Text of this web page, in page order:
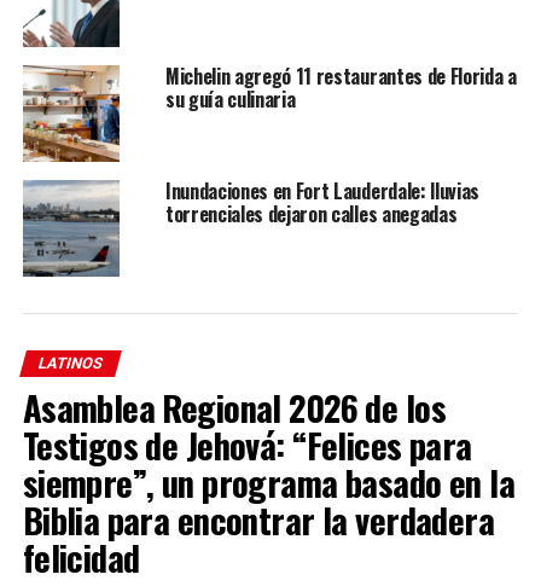
garaje. Los Dobson dijeron que se habían mudado
recientemente al área desde Chicago y no estaban al tanto
del peligro de dejar la puerta del garaje abierta.
“Nosotros somos de Chicago y esto es algo que
realmente no había experimentado antes”,
Dobson.
Michelin agregó 11 restaurantes de Florida a
su guía culinaria
Inundaciones en Fort Lauderdale: lluvias
torrenciales dejaron calles anegadas
LATINOS
Asamblea Regional 2026 de los
Testigos de Jehová: “Felices para
siempre”, un programa basado en la
Biblia para encontrar la verdadera
felicidad